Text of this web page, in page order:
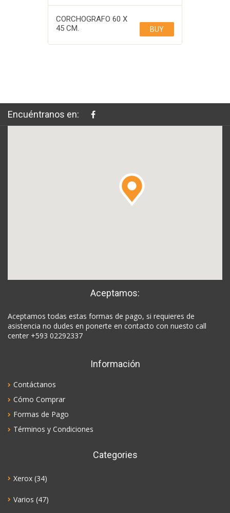
CORCHOGRAFO 60 X
45 CM.
BUY
Encuéntranos en:
Aceptamos:
Aceptamos todas estas formas de pago, si requieres de
asistencia no dudes en ponerte en contacto con nuesto call
center +593 02292337
Información
Contáctanos
Cómo Comprar
Formas de Pago
Términos y Condiciones
Categories
Xerox (34)
Varios (47)